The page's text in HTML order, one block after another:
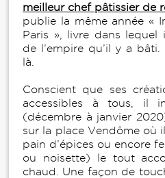
meilleur chef pâtissier de
publie la même année «
Paris », livre dans lequel
de l’empire qu’il y a bâti.
là.
Conscient que ses
accessibles à tous, il
(décembre à janvier
sur la place Vendôme où
pain d’épices ou encore
ou noisette) le tout
chaud. Une façon de